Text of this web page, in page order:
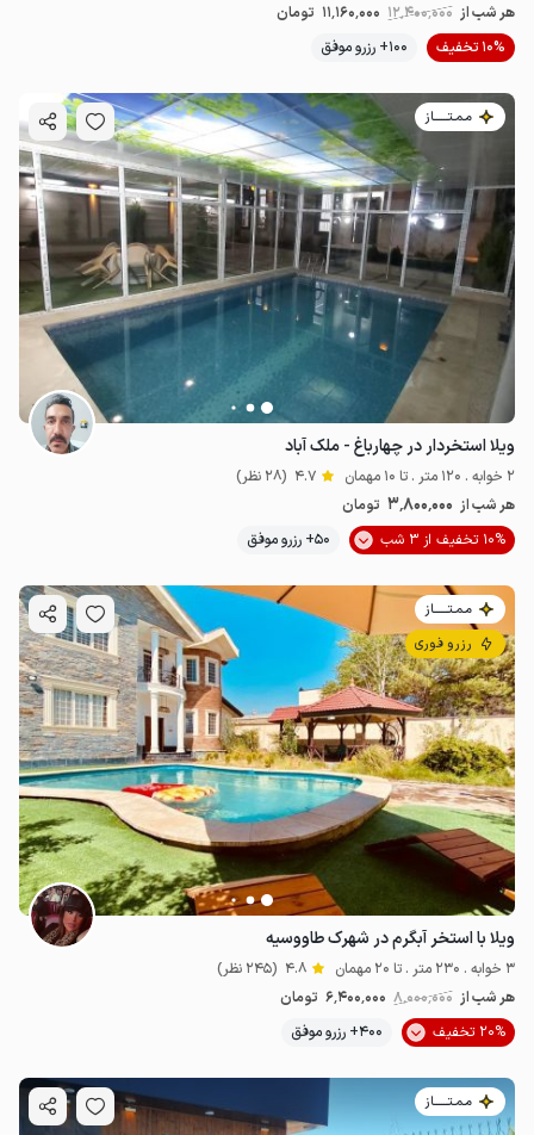
هر شب از 12٬400٬000 11٬160٬000 تومان
10% تخفیف
100+ رزرو موفق
مـمـتــــــاز
ویلا استخردار در چهارباغ - ملک آباد
2 خوابه . 120 متر . تا 10 مهمان 4.7 (28 نظر)
هر شب از 3٬800٬000 تومان
10% تخفیف از 3 شب
50+ رزرو موفق
مـمـتــــــاز
رزرو فوری
ویلا با استخر آبگرم در شهرک طاووسیه
3 خوابه . 230 متر . تا 20 مهمان 4.8 (245 نظر)
هر شب از 8٬000٬000 6٬400٬000 تومان
20% تخفیف
400+ رزرو موفق
مـمـتــــــاز